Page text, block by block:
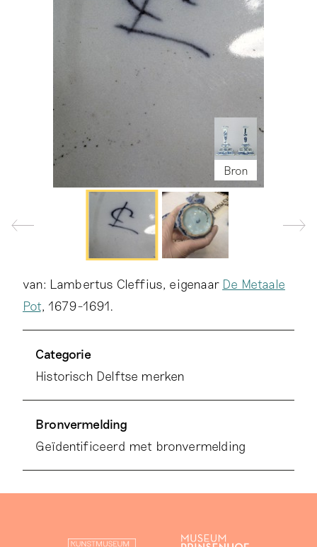
Bron
Bron
van: Lambertus Cleffius, eigenaar De Metaale
Pot, 1679-1691.
Categorie
Historisch Delftse merken
Bronvermelding
Geïdentificeerd met bronvermelding